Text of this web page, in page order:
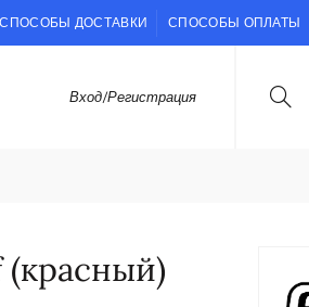
СПОСОБЫ ДОСТАВКИ СПОСОБЫ ОПЛАТЫ
Вход/Регистрация